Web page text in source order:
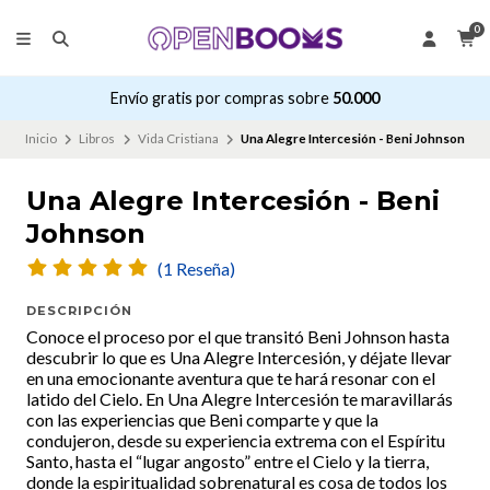
0
Envío gratis por compras sobre 50.000
Inicio Libros Vida Cristiana Una Alegre Intercesión - Beni Johnson
Una Alegre Intercesión - Beni
Johnson
(1 Reseña)
DESCRIPCIÓN
Conoce el proceso por el que transitó Beni Johnson hasta
descubrir lo que es Una Alegre Intercesión, y déjate llevar
en una emocionante aventura que te hará resonar con el
latido del Cielo. En Una Alegre Intercesión te maravillarás
con las experiencias que Beni comparte y que la
condujeron, desde su experiencia extrema con el Espíritu
Santo, hasta el “lugar angosto” entre el Cielo y la tierra,
donde la espiritualidad sobrenatural es cosa de todos los